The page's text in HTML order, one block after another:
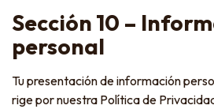
Sección 10 –
personal
Tu presentación de información
rige por nuestra Política de